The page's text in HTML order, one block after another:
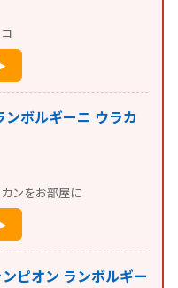
ンボルギーニ ウラカ
ンをお部屋に
ピオン ランボルギー